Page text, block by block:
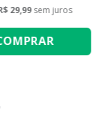
29,99 sem juros